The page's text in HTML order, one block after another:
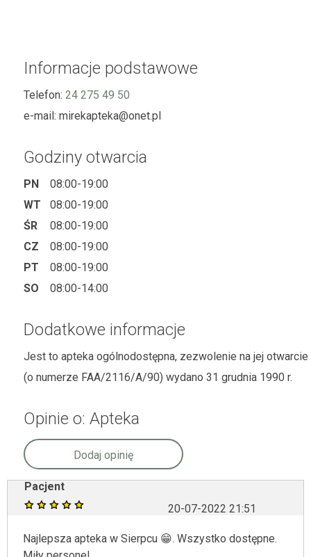
Informacje podstawowe
Telefon: 24 275 49 50
e-mail: mirekapteka@onet.pl
Godziny otwarcia
PN
08:00-19:00
WT
08:00-19:00
ŚR
08:00-19:00
CZ
08:00-19:00
PT
08:00-19:00
SO
08:00-14:00
Dodatkowe informacje
Jest to apteka ogólnodostępna, zezwolenie na jej otwarcie
(o numerze FAA/2116/A/90) wydano 31 grudnia 1990 r.
Opinie o: Apteka
Dodaj opinię
Pacjent
20-07-2022 21:51
Najlepsza apteka w Sierpcu 😁. Wszystko dostępne.